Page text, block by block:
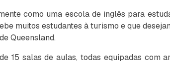
como uma escola de inglês para
muitos estudantes à turismo e que
Queensland.
15 salas de aulas, todas equipadas com